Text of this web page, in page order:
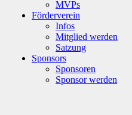
MVPs
Förderverein
Infos
Mitglied werden
Satzung
Sponsors
Sponsoren
Sponsor werden